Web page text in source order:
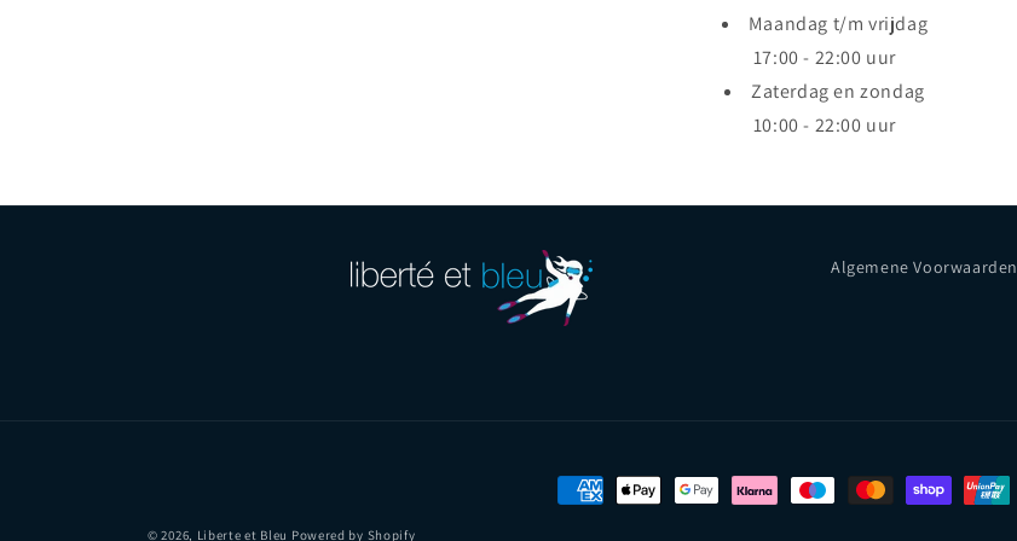
Maandag t/m vrijdag
17:00 - 22:00 uur
Zaterdag en zondag
10:00 - 22:00 uur
Algemene Voorwaarden
Payment
© 2026, Liberte et Bleu Powered by Shopify